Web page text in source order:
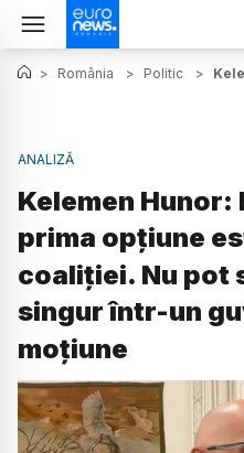
> România > Politic >
ANALIZĂ
Kelemen Hunor:
prima opțiune
coaliției. Nu pot
singur într-un
moțiune